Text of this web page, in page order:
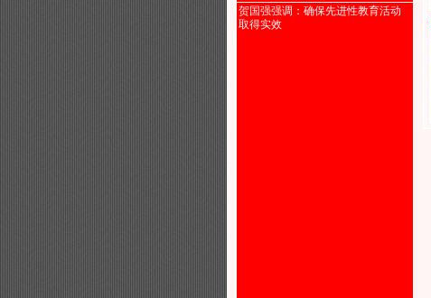
贺国强强调：确保先进性教育活动
取得实效